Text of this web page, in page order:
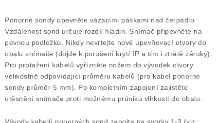
Ponorné sondy upevněte vázacími páskami nad čerpadlo.
Vzdálenost sond určuje rozdíl hladin. Snímač připevněte na
pevnou podložku. Nikdy nevrtejte nové upevňovací otvory do
obalu snímače (dojde k porušení krytí IP a tím i ztrátě záruky).
Pro protažení kabelů vyřízněte nožem do vývodek otvory
velikostně odpovídající průměru kabelů (pro kabel ponorné
sondy průměr 5 mm). Po kompletním zapojení zajistěte
utěsnění snímače proti možnému průniku vlhkosti do obalu.